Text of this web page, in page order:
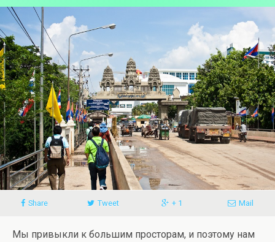
Share Tweet + 1 Mail
Мы привыкли к большим просторам, и поэтому нам